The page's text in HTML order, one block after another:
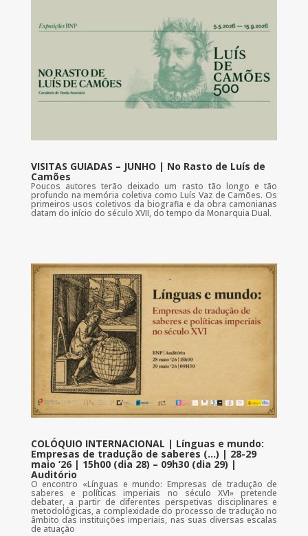
VISITAS GUIADAS – JUNHO | No Rasto de Luís de
Camões
Poucos autores terão deixado um rasto tão longo e tão
profundo na memória coletiva como Luís Vaz de Camões. Os
primeiros usos coletivos da biografia e da obra camonianas
datam do início do século XVII, do tempo da Monarquia Dual.
COLÓQUIO INTERNACIONAL | Línguas e mundo:
Empresas de tradução de saberes (…) | 28-29
maio ’26 | 15h00 (dia 28) – 09h30 (dia 29) |
Auditório
O encontro «Línguas e mundo: Empresas de tradução de
saberes e políticas imperiais no século XVI» pretende
debater, a partir de diferentes perspetivas disciplinares e
metodológicas, a complexidade do processo de tradução no
âmbito das instituições imperiais, nas suas diversas escalas
de atuação